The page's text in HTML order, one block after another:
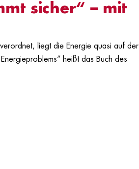
sicher“ – mit
liegt die Energie quasi auf der
heißt das Buch des